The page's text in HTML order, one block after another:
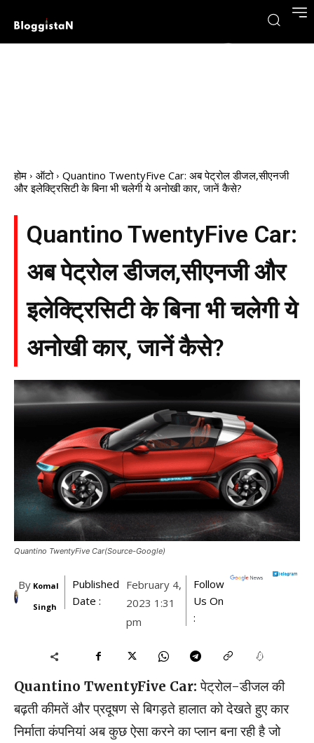
होम ऑटो
Quantino TwentyFive Car: अब पेट्रोल डीजल,सीएनजी
और इलेक्ट्रिसिटी के बिना भी चलेगी ये अनोखी कार, जानें कैसे?
Quantino TwentyFive Car:
अब पेट्रोल डीजल,सीएनजी और
इलेक्ट्रिसिटी के बिना भी चलेगी ये
अनोखी कार, जानें कैसे?
Quantino TwentyFive Car(Source-Google)
By Komal
Singh
Published
Date :
February 4,
2023 1:31
pm
Follow
Us On
:
Quantino TwentyFive Car:पेट्रोल-डीजल की
बढ़ती कीमतें और प्रदूषण से बिगड़ते हालात को देखते हुए कार
निर्माता कंपनियां अब कुछ ऐसा करने का प्लान बना रही है जो